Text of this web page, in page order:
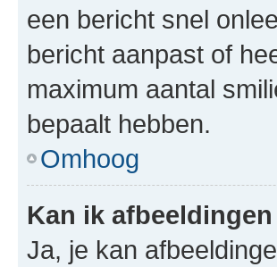
een bericht snel
bericht aanpast of
maximum aantal
bepaalt hebben.
Omhoog
Kan ik
Ja, je kan